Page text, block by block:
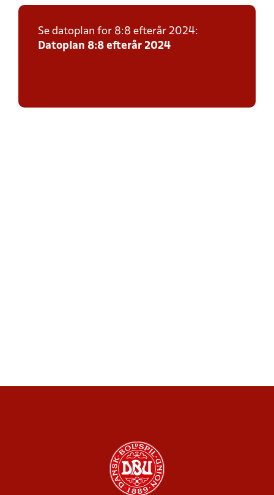
Se datoplan for 8:8 efterår 2024:
Datoplan 8:8 efterår 2024